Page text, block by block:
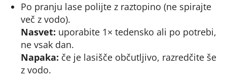
Po pranju lase polijte z raztopino (ne spirajte
več z vodo).
Nasvet: uporabite 1× tedensko ali po potrebi,
ne vsak dan.
Napaka: če je lasišče občutljivo, razredčite še
z vodo.